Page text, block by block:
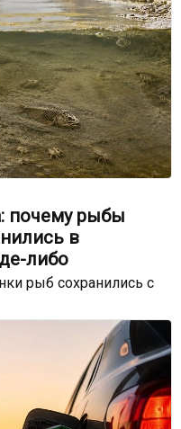
почему рыбы
в
либо
рыб сохранились с